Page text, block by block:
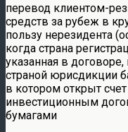
перевод клиентом-
средств за рубеж в
пользу нерезидента
когда страна
указанная в договоре,
страной юрисдикции
в котором открыт
инвестиционным
бумагами